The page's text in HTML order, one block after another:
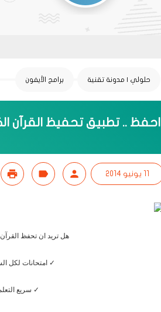
حلولي | مدونة تقنية برامج الأيفون
احفظ .. تطبيق تحفيظ القرآن
هل تريد ان تحفظ
✓ امتحانات لكل
✓ سريع